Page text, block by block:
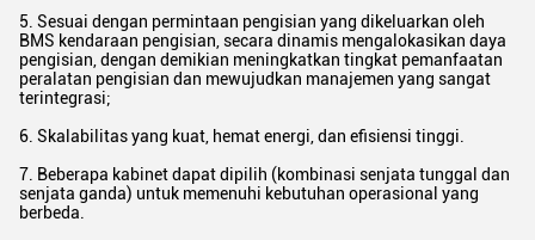
5. Sesuai dengan permintaan pengisian yang dikeluarkan oleh
BMS kendaraan pengisian, secara dinamis mengalokasikan daya
pengisian, dengan demikian meningkatkan tingkat pemanfaatan
peralatan pengisian dan mewujudkan manajemen yang sangat
terintegrasi;
6. Skalabilitas yang kuat, hemat energi, dan efisiensi tinggi.
7. Beberapa kabinet dapat dipilih (kombinasi senjata tunggal dan
senjata ganda) untuk memenuhi kebutuhan operasional yang
berbeda.